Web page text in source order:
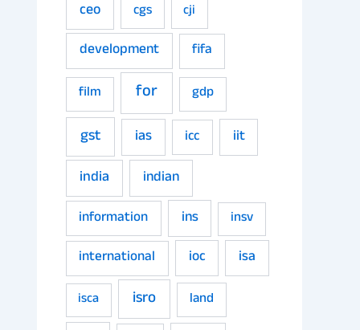
ceo cgs cji
development
fifa
film
for gdp
gst ias icc
iit
india
indian
information ins
insv
international
ioc isa
isca isro
land